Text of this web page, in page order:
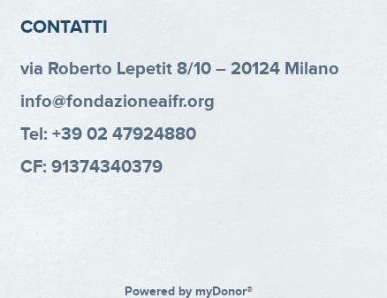
CONTATTI
via Roberto Lepetit 8/10 – 20124 Milano
info@fondazioneaifr.org
Tel: +39 02 47924880
CF: 91374340379
Powered by myDonor®